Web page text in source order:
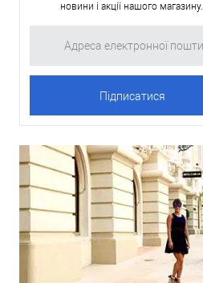
новини і акції нашого магазину.